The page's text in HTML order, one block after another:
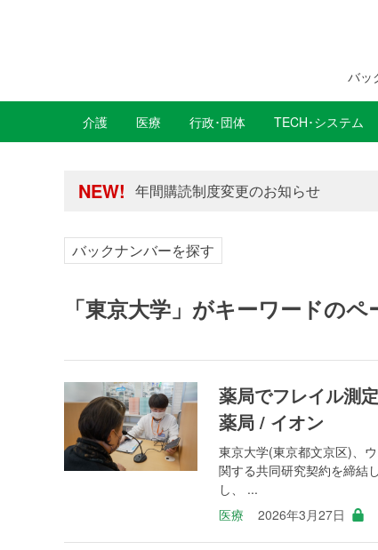
バッ
介護 医療 行政･団体 TECH･システム
NEW!
年間購読制度変更のお知らせ
高齢者住宅新聞 無料会員の皆様へ閲
高齢者住宅新聞 無料会員の皆様へ閲
バックナンバーを探す
「東京大学」がキーワードのペ
薬局でフレイル測
薬局 / イオン
東京大学(東京都文京区)、
関する共同研究契約を締結
し、 ...
医療
2026年3月27日